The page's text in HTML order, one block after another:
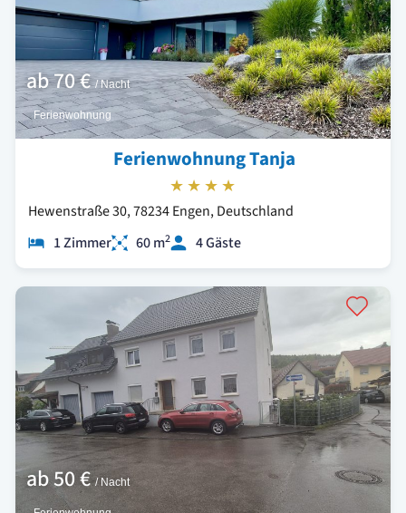
ab70 € / Nacht
Ferienwohnung
Ferienwohnung Tanja
★★★★
Hewenstraße 30, 78234 Engen, Deutschland
1 Zimmer
60 m2 4 Gäste
ab50 € / Nacht